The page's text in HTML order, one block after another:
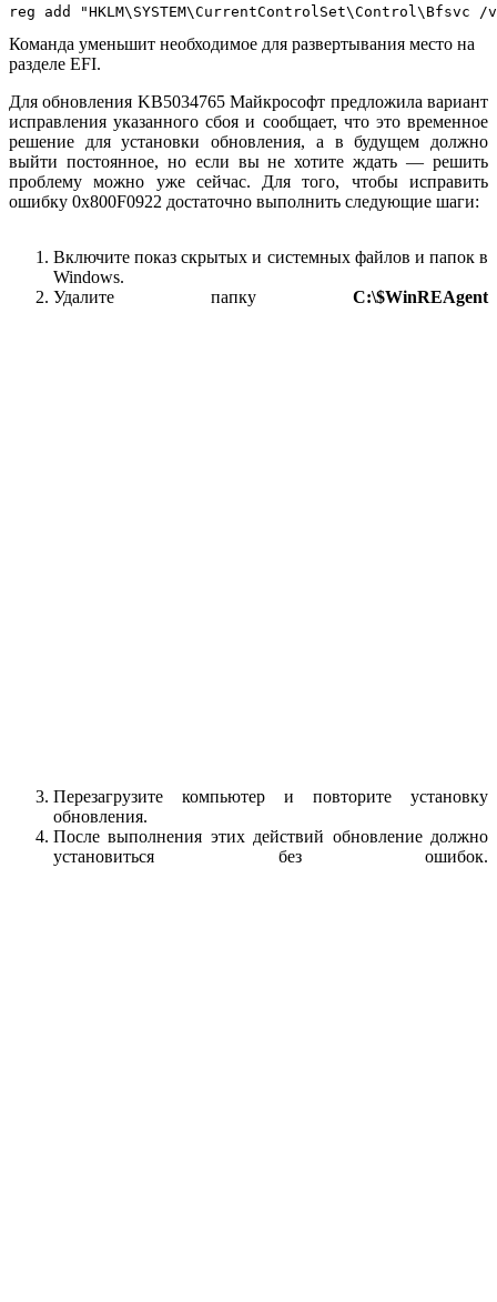
reg add "HKLM\SYSTEM\CurrentControlSet\Control\Bfsvc /
Команда уменьшит необходимое для развертывания место на
разделе EFI.
Для обновления KB5034765 Майкрософт предложила вариант
исправления указанного сбоя и сообщает, что это временное
решение для установки обновления, а в будущем должно
выйти постоянное, но если вы не хотите ждать — решить
проблему можно уже сейчас. Для того, чтобы исправить
ошибку 0x800F0922 достаточно выполнить следующие шаги:
Включите показ скрытых и системных файлов и папок в
Windows.
Удалите папку C:\$WinREAgent
Перезагрузите компьютер и повторите установку
обновления.
После выполнения этих действий обновление должно
установиться без ошибок.